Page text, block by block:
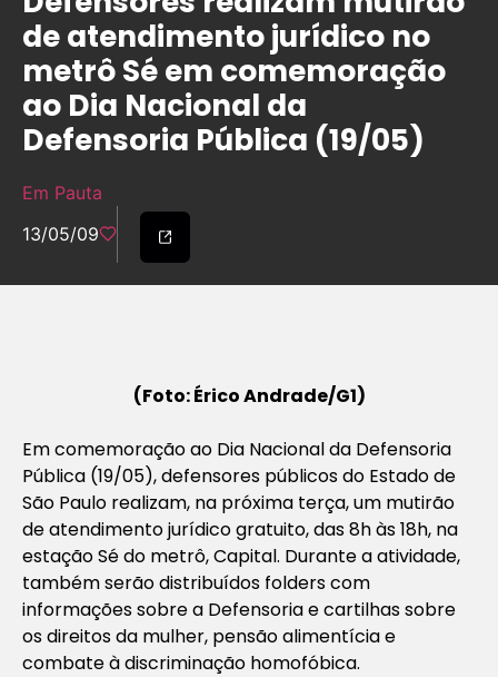
de atendimento jurídico no
metrô Sé em comemoração
ao Dia Nacional da
Defensoria Pública (19/05)
Em Pauta
13/05/09
(Foto: Érico Andrade/G1)
Em comemoração ao Dia Nacional da Defensoria
Pública (19/05), defensores públicos do Estado de
São Paulo realizam, na próxima terça, um mutirão
de atendimento jurídico gratuito, das 8h às 18h, na
estação Sé do metrô, Capital. Durante a atividade,
também serão distribuídos folders com
informações sobre a Defensoria e cartilhas sobre
os direitos da mulher, pensão alimentícia e
combate à discriminação homofóbica.